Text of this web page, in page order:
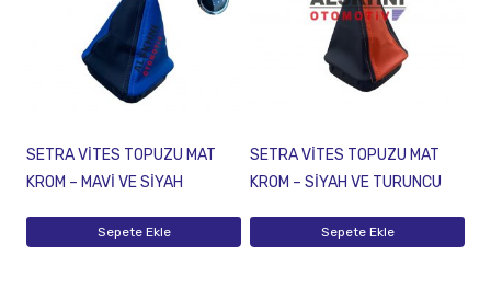
SETRA VİTES TOPUZU MAT
KROM – MAVİ VE SİYAH
Sepete Ekle
SETRA VİTES TOPUZU MAT
KROM – SİYAH VE TURUNCU
Sepete Ekle